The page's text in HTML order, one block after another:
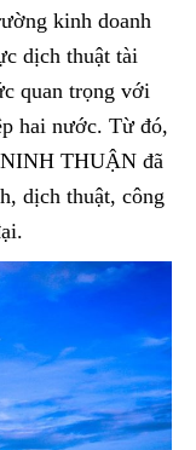
kinh doanh
dịch thuật tài
quan trọng với
hai nước. Từ đó,
THUẬN đã
dịch thuật, công